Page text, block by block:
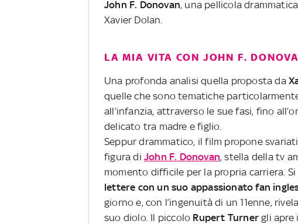
John F. Donovan, una pellicola
Xavier Dolan.
LA MIA VITA CON JOHN F.
Una profonda analisi quella proposta da
quelle che sono tematiche
all’infanzia, attraverso le sue fasi, fino
delicato tra madre e figlio.
Seppur drammatico, il film propone
figura di John F. Donovan, stella della tv
momento difficile per la propria carriera.
lettere con un suo appassionato fan
giorno e, con l’ingenuità di un 11enne,
suo diolo. Il piccolo Rupert Turner gli apre